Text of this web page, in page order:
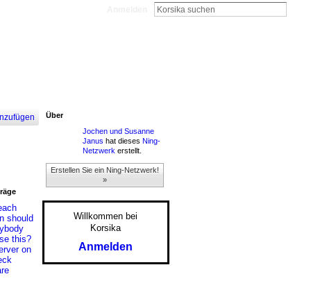
should
this?
on
Über
Jochen und Susanne
Janus hat dieses Ning-
Netzwerk erstellt.
Erstellen Sie ein Ning-Netzwerk!
»
Willkommen bei
Korsika
Anmelden